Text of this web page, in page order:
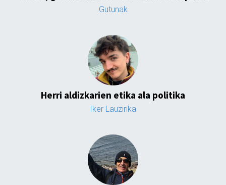
Gutunak
Herri aldizkarien etika ala politika
Iker Lauzirika